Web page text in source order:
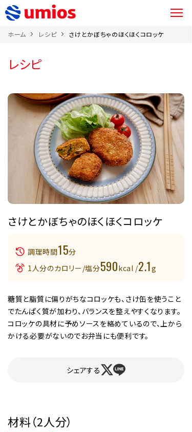
ホーム レシピ さけとかぼちゃのほくほくコロッケ
レシピ
さけとかぼちゃのほくほくコロッケ
調理時間15分
1人分のカロリー/塩分590kcal /2.1g
糖質と脂質に偏りがちなコロッケも、さけ缶を使うこと
でたんぱく質が加わり、バランスを整えやすくなります。
コロッケの具材に予めソースを絡めているので、上から
かける必要がないのでお弁当にも便利です。
シェアする
材料（2人分）